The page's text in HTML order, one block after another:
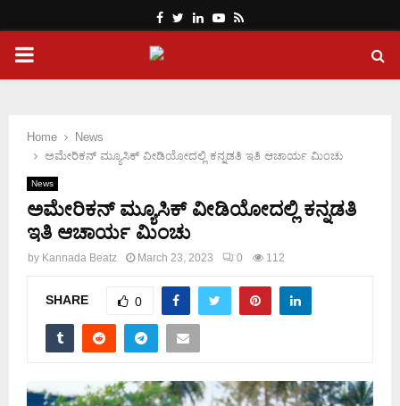
Facebook
Twitter
LinkedinYoutube
Rss
PRIMARY
Home
News
ಅಮೇರಿಕನ್ ಮ್ಯೂಸಿಕ್ ವೀಡಿಯೋದಲ್ಲಿ ಕನ್ನಡತಿ ಇತಿ ಆಚಾರ್ಯ ಮಿಂಚು
News
ಅಮೇರಿಕನ್ ಮ್ಯೂಸಿಕ್ ವೀಡಿಯೋದಲ್ಲಿ ಕನ್ನಡತಿ
ಇತಿ ಆಚಾರ್ಯ ಮಿಂಚು
by Kannada Beatz March 23, 2023 0 112
SHARE 0